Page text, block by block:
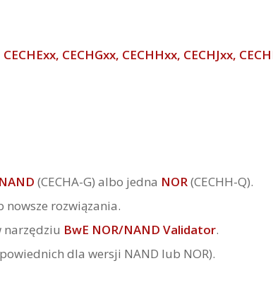
CECHGxx, CECHHxx, CECHJxx,
NAND (CECHA-G) albo jedna NOR(CECHH-Q).
nowsze rozwiązania.
narzędziu BwE NOR/NAND Validator.
dla wersji NAND lub NOR).